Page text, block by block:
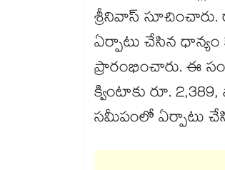
శ్రీనివాస్ సూచించారు.
ఏర్పాటు చేసిన ధాన్యం
ప్రారంభించారు. ఈ
క్వింటాకు రూ.
సమీపంలో ఏర్పాటు